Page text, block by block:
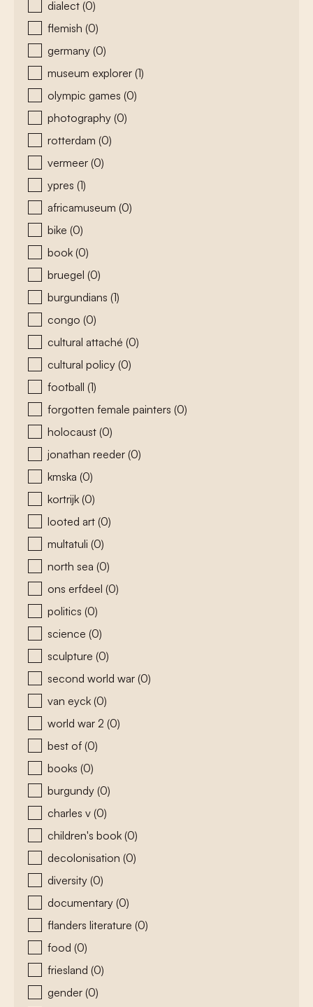
dialect (0)
flemish (0)
germany (0)
museum explorer (1)
olympic games (0)
photography (0)
rotterdam (0)
vermeer (0)
ypres (1)
africamuseum (0)
bike (0)
book (0)
bruegel (0)
burgundians (1)
congo (0)
cultural attaché (0)
cultural policy (0)
football (1)
forgotten female painters (0)
holocaust (0)
jonathan reeder (0)
kmska (0)
kortrijk (0)
looted art (0)
multatuli (0)
north sea (0)
ons erfdeel (0)
politics (0)
science (0)
sculpture (0)
second world war (0)
van eyck (0)
world war 2 (0)
best of (0)
books (0)
burgundy (0)
charles v (0)
children's book (0)
decolonisation (0)
diversity (0)
documentary (0)
flanders literature (0)
food (0)
friesland (0)
gender (0)